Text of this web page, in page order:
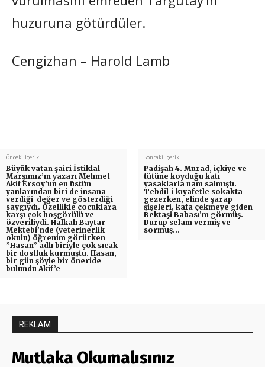
huzuruna götürdüler.
Cengizhan – Harold Lamb
Önceki İçerik
Büyük vatan şairi İstiklal
Marşımız’ın yazarı Mehmet
Akif Ersoy’un en üstün
yanlarından biri de insana
verdiği değer ve gösterdiği
saygıydı. Özellikle çocuklara
karşı çok hoşgörülü ve
özveriliydi. Halkalı Baytar
Mektebi’nde (veterinerlik
okulu) öğrenim görürken
”Hasan” adlı biriyle çok sıcak
bir dostluk kurmuştu. Hasan,
bir gün şöyle bir öneride
bulundu Akif’e
Sonraki İçerik
Padişah 4. Murad, içkiye ve
tütüne koyduğu katı
yasaklarla nam salmıştı.
Tebdil-i kıyafetle sokakta
gezerken, elinde şarap
şişeleri, kafa çekmeye giden
Bektaşi Babası’nı görmüş.
Durup selam vermiş ve
sormuş…
REKLAM
Mutlaka Okumalısınız